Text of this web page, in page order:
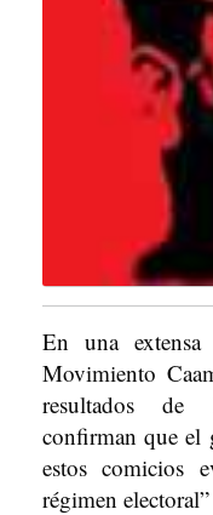
En una extensa
Movimiento
resultados de
confirman que el
estos comicios
régimen electoral”